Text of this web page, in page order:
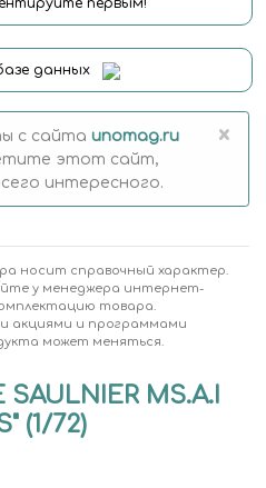
первым!
данных
с сайта unomag.ru
этот сайт,
интересного.
×
носит справочный характер.
у менеджера интернет-
товара.
акциями и программами
может меняться.
MS.A.I
(1/72)